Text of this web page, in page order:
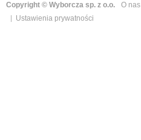
Copyright © Wyborcza sp. z o.o. O nas
Ustawienia prywatności